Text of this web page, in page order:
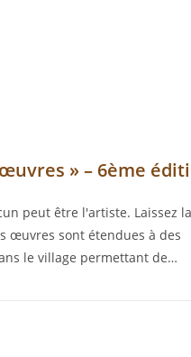
» – 6ème
peut être l'artiste. Laissez la
œuvres sont étendues à des
le village permettant de…